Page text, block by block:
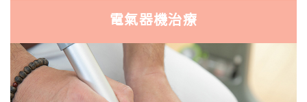
電氣器機治療